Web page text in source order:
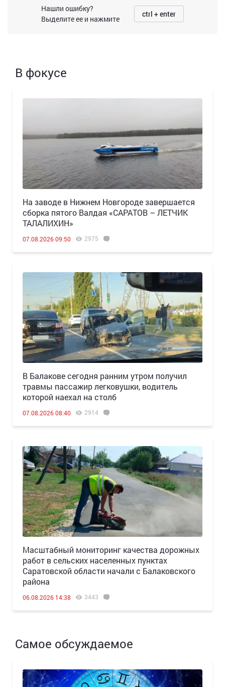
Нашли ошибку?
Выделите ее и нажмите
ctrl + enter
В фокусе
Н️а заводе в Нижнем Новгороде завершается
сборка пятого Валдая «САРАТОВ – ЛЕТЧИК
ТАЛАЛИХИН»
07.08.2026 09:50 2975
В Балакове сегодня ранним утром получил
травмы пассажир легковушки, водитель
которой наехал на столб
07.08.2026 08:40 2914
Масштабный мониторинг качества дорожных
работ в сельских населенных пунктах
Саратовской области начали с Балаковского
района
06.08.2026 14:38 3443
Самое обсуждаемое